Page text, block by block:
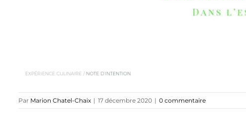
Par Marion Chatel-Chaix | 17 décembre 2020 | 0 commentaire